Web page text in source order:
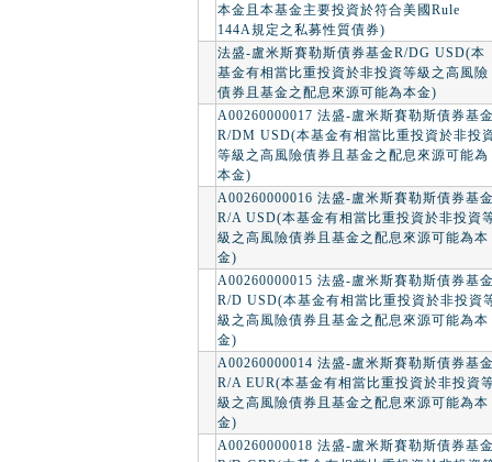
本金且本基金主要投資於符合美國Rule
144A規定之私募性質債券)
法盛-盧米斯賽勒斯債券基金R/DG USD(本
基金有相當比重投資於非投資等級之高風險
債券且基金之配息來源可能為本金)
A00260000017 法盛-盧米斯賽勒斯債券基
R/DM USD(本基金有相當比重投資於非投
等級之高風險債券且基金之配息來源可能為
本金)
A00260000016 法盛-盧米斯賽勒斯債券基
R/A USD(本基金有相當比重投資於非投資
級之高風險債券且基金之配息來源可能為本
金)
A00260000015 法盛-盧米斯賽勒斯債券基
R/D USD(本基金有相當比重投資於非投資
級之高風險債券且基金之配息來源可能為本
金)
A00260000014 法盛-盧米斯賽勒斯債券基
R/A EUR(本基金有相當比重投資於非投資
級之高風險債券且基金之配息來源可能為本
金)
A00260000018 法盛-盧米斯賽勒斯債券基